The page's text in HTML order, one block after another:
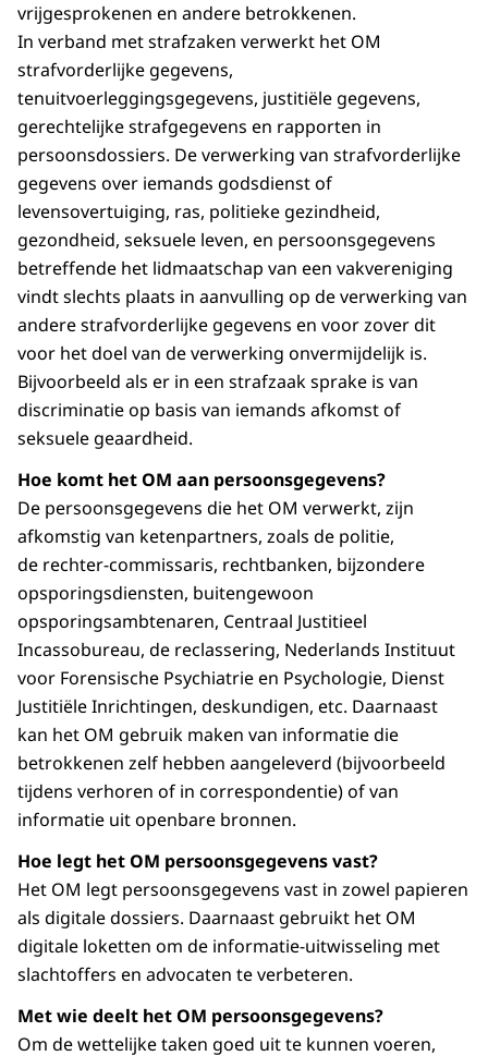
vrijgesprokenen en andere betrokkenen.
In verband met strafzaken verwerkt het OM
strafvorderlijke gegevens,
tenuitvoerleggingsgegevens, justitiële gegevens,
gerechtelijke strafgegevens en rapporten in
persoonsdossiers. De verwerking van strafvorderlijke
gegevens over iemands godsdienst of
levensovertuiging, ras, politieke gezindheid,
gezondheid, seksuele leven, en persoonsgegevens
betreffende het lidmaatschap van een vakvereniging
vindt slechts plaats in aanvulling op de verwerking van
andere strafvorderlijke gegevens en voor zover dit
voor het doel van de verwerking onvermijdelijk is.
Bijvoorbeeld als er in een strafzaak sprake is van
discriminatie op basis van iemands afkomst of
seksuele geaardheid.
Hoe komt het OM aan persoonsgegevens?
De persoonsgegevens die het OM verwerkt, zijn
afkomstig van ketenpartners, zoals de politie,
de rechter-commissaris, rechtbanken, bijzondere
opsporingsdiensten, buitengewoon
opsporingsambtenaren, Centraal Justitieel
Incassobureau, de reclassering, Nederlands Instituut
voor Forensische Psychiatrie en Psychologie, Dienst
Justitiële Inrichtingen, deskundigen, etc. Daarnaast
kan het OM gebruik maken van informatie die
betrokkenen zelf hebben aangeleverd (bijvoorbeeld
tijdens verhoren of in correspondentie) of van
informatie uit openbare bronnen.
Hoe legt het OM persoonsgegevens vast?
Het OM legt persoonsgegevens vast in zowel papieren
als digitale dossiers. Daarnaast gebruikt het OM
digitale loketten om de informatie-uitwisseling met
slachtoffers en advocaten te verbeteren.
Met wie deelt het OM persoonsgegevens?
Om de wettelijke taken goed uit te kunnen voeren,